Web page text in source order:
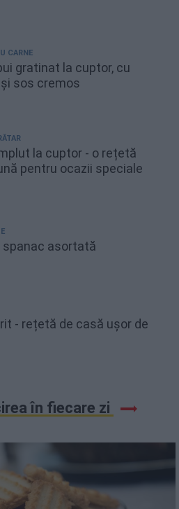
CARNE
gratinat la cuptor, cu
sos cremos
la cuptor - o rețetă
pentru ocazii speciale
spanac asortată
- rețetă de casă ușor de
în fiecare zi